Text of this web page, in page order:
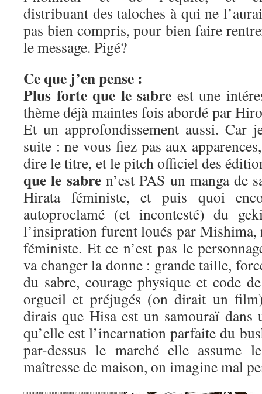
distribuant des taloches à qui ne
pas bien compris, pour bien faire
le message. Pigé?
Ce que j’en pense :
Plus forte que le sabre est une
thème déjà maintes fois abordé par
Et un approfondissement aussi. Car
suite : ne vous fiez pas aux
dire le titre, et le pitch officiel des
que le sabren’est PAS un manga de
Hirata féministe, et puis quoi
autoproclamé (et incontesté) du
l’insipration furent loués par Mishima,
féministe. Et ce n’est pas le
va changer la donne : grande taille,
du sabre, courage physique et code
orgueil et préjugés (on dirait un
dirais que Hisa est un samouraï dans
qu’elle est l’incarnation parfaite du
par-dessus le marché elle assume
maîtresse de maison, on imagine mal